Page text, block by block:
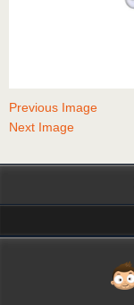
Previous Image
Next Image